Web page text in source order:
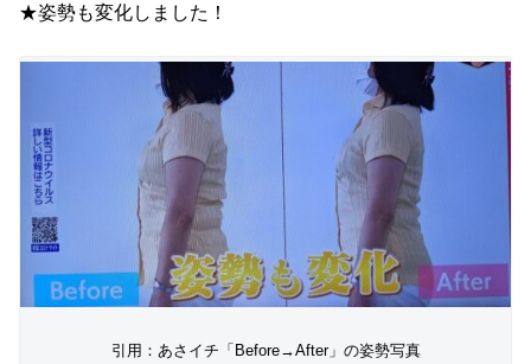
★姿勢も変化しました！
引用：あさイチ「Before→After」の姿勢写真